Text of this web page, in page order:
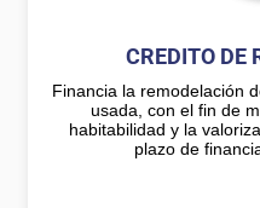
CREDITO DE
Financia la remodelación
usada, con el fin de
habitabilidad y la
plazo de